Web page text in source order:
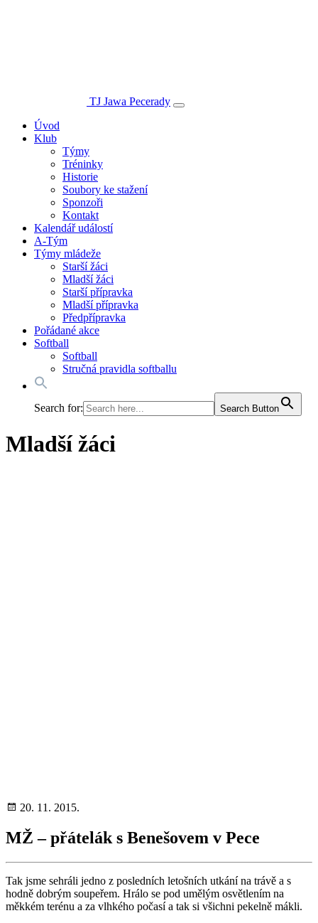
TJ Jawa Pecerady
Úvod
Klub
Týmy
Tréninky
Historie
Soubory ke stažení
Sponzoři
Kontakt
Kalendář událostí
A-Tým
Týmy mládeže
Starší žáci
Mladší žáci
Starší přípravka
Mladší přípravka
Předpřípravka
Pořádané akce
Softball
Softball
Stručná pravidla softballu
Search for: Search Button
Mladší žáci
20. 11. 2015.
MŽ – přátelák s Benešovem v Pece
Tak jsme sehráli jedno z posledních letošních utkání na trávě a s
hodně dobrým soupeřem. Hrálo se pod umělým osvětlením na
měkkém terénu a za vlhkého počasí a tak si všichni pekelně mákli.